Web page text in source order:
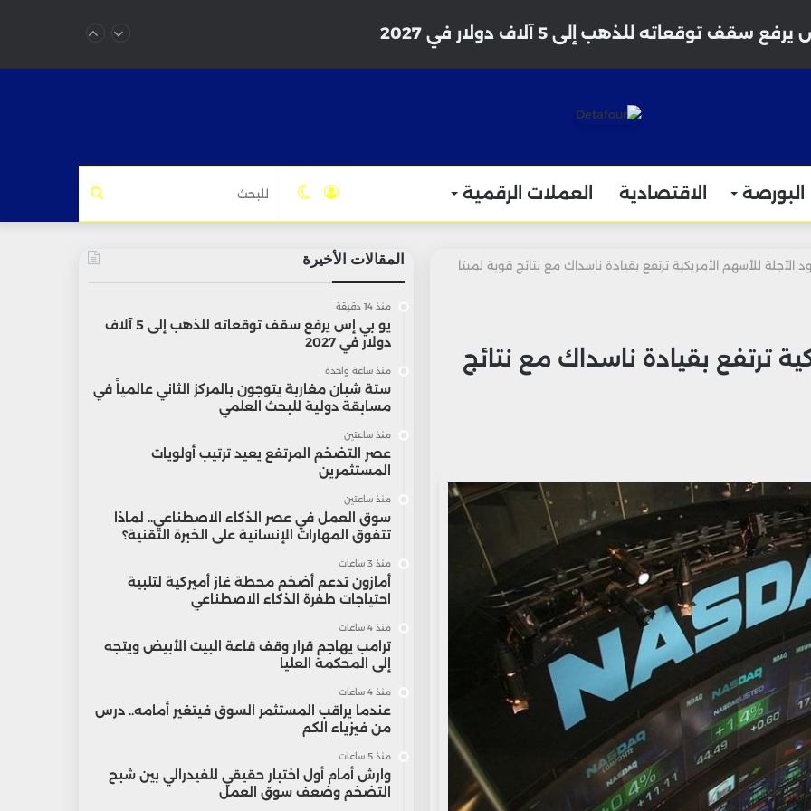
البورصة الاقتصادية العملات الرقمية للبحث الوضعتسجيل
الآجلة للأسهم الأمريكية ترتفع بقيادة ناسداك مع نتائج قوية لميتا
ترتفع بقيادة ناسداك مع نتائج
المقالات الأخيرة
منذ 14 دقيقة
يو بي إس يرفع سقف توقعاته للذهب إلى 5 آلاف
دولار في 2027
منذ ساعة واحدة
ستة شبان مغاربة يتوجون بالمركز الثاني عالمياً في
مسابقة دولية للبحث العلمي
منذ ساعتين
عصر التضخم المرتفع يعيد ترتيب أولويات
المستثمرين
منذ ساعتين
سوق العمل في عصر الذكاء الاصطناعي.. لماذا
تتفوق المهارات الإنسانية على الخبرة التقنية؟
منذ 3 ساعات
أمازون تدعم أضخم محطة غاز أميركية لتلبية
احتياجات طفرة الذكاء الاصطناعي
منذ 4 ساعات
ترامب يهاجم قرار وقف قاعة البيت الأبيض ويتجه
إلى المحكمة العليا
منذ 4 ساعات
عندما يراقب المستثمر السوق فيتغير أمامه.. درس
من فيزياء الكم
منذ 5 ساعات
وارش أمام أول اختبار حقيقي للفيدرالي بين شبح
التضخم وضعف سوق العمل